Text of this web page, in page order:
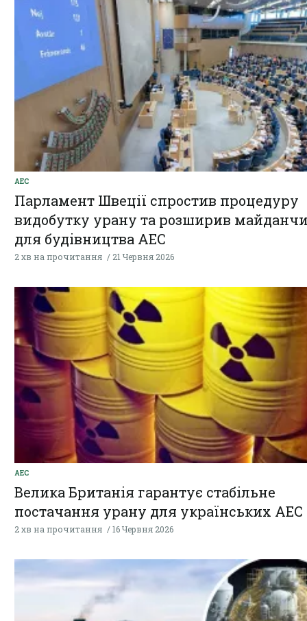
АЕС
Парламент Швеції спростив процедуру
видобутку урану та розширив
для будівництва АЕС
2 хв на прочитання 21 Червня 2026
АЕС
Велика Британія гарантує стабільне
постачання урану для українських АЕС
2 хв на прочитання 16 Червня 2026